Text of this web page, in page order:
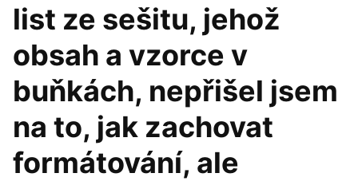
list ze sešitu, jehož
obsah a vzorce v
buňkách, nepřišel jsem
na to, jak zachovat
formátování, ale